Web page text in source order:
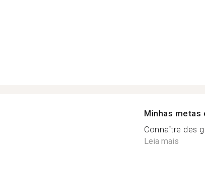
Minhas metas
Connaître des
Leia mais